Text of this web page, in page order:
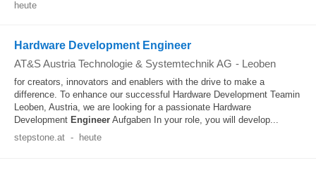
heute
Hardware Development Engineer
AT&S Austria Technologie & Systemtechnik AG - Leoben
for creators, innovators and enablers with the drive to make a
difference. To enhance our successful Hardware Development Teamin
Leoben, Austria, we are looking for a passionate Hardware
Development Engineer Aufgaben In your role, you will develop...
stepstone.at - heute